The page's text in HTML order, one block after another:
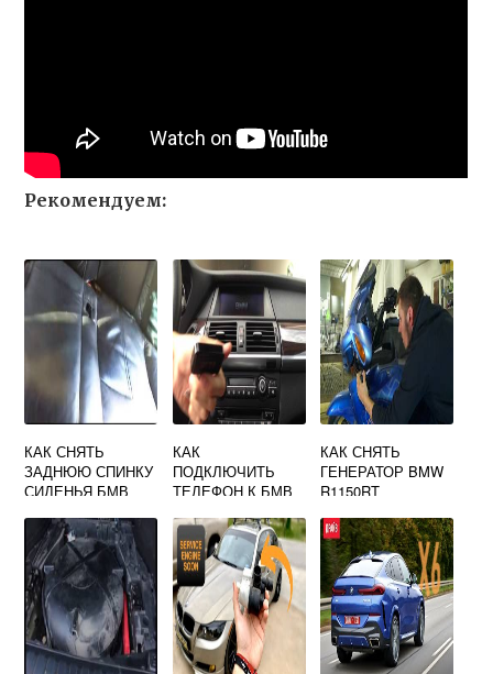
Рекомендуем:
КАК СНЯТЬ
ЗАДНЮЮ СПИНКУ
СИДЕНЬЯ БМВ
КАК
ПОДКЛЮЧИТЬ
ТЕЛЕФОН К БМВ
БЛЮТУЗ
КАК СНЯТЬ
ГЕНЕРАТОР BMW
R1150RT